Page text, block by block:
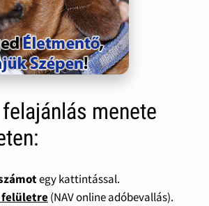
menete
egy kattintással.
felületre(NAV online adóbevallás).